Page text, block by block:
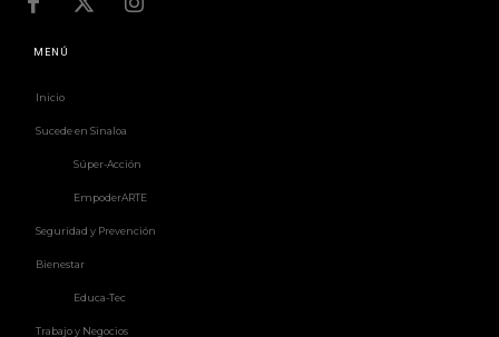
MENÚ
Inicio
Sucede en Sinaloa
Súper-Acción
EmpoderARTE
Seguridad y Prevención
Bienestar
Educa-Tec
Trabajo y Negocios